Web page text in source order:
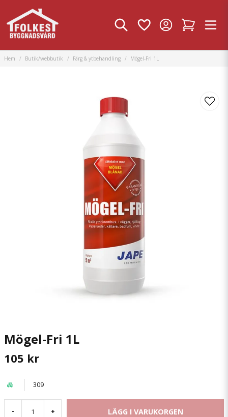
Hem Butik/webbutik Färg & ytbehandling Mögel-Fri 1L
Mögel-Fri 1L
105 kr
309
- + LÄGG I VARUKORGEN